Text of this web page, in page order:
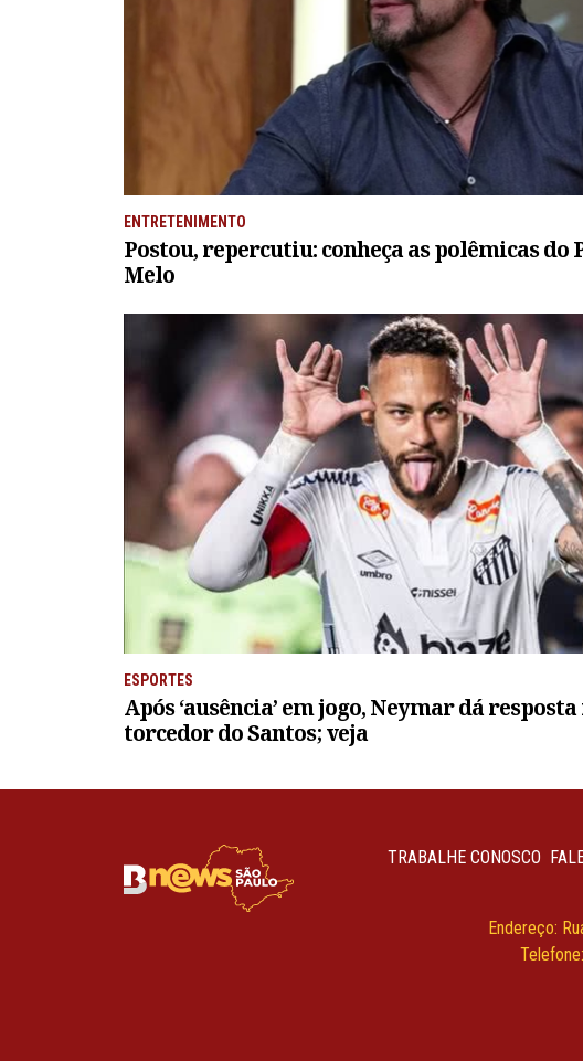
ENTRETENIMENTO
Postou, repercutiu: conheça as polêmicas do
Melo
ESPORTES
Após ‘ausência’ em jogo, Neymar dá
torcedor do Santos; veja
TRABALHE CONOSCO
Endereço: